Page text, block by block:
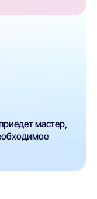
мастер,